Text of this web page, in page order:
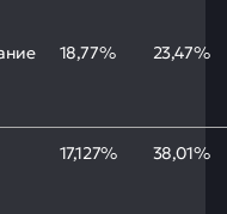
18,77% 23,47%
17,127% 38,01%